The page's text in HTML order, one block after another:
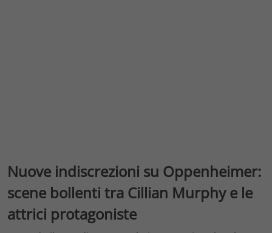
Nuove indiscrezioni su Oppenheimer:
scene bollenti tra Cillian Murphy e le
attrici protagoniste